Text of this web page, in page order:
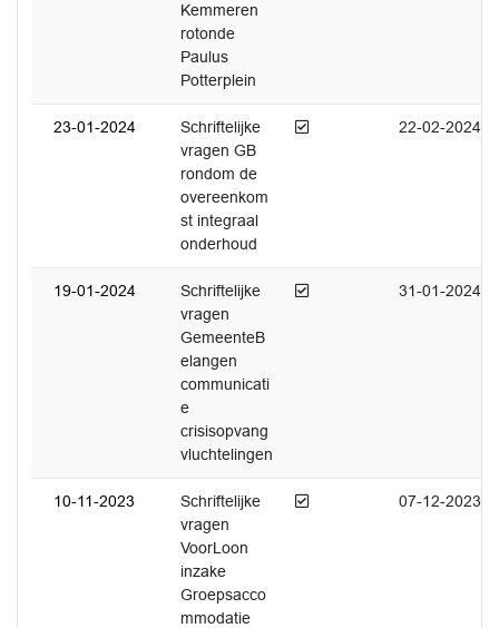
Kemmeren
rotonde
Paulus
Potterplein
23-01-2024
Schriftelijke
vragen GB
rondom de
overeenkom
st integraal
onderhoud
Afgedaan 22-02-2024
19-01-2024
Schriftelijke
vragen
GemeenteB
elangen
communicati
e
crisisopvang
vluchtelingen
Afgedaan 31-01-2024
10-11-2023
Schriftelijke
vragen
VoorLoon
inzake
Groepsacco
mmodatie
Afgedaan 07-12-2023